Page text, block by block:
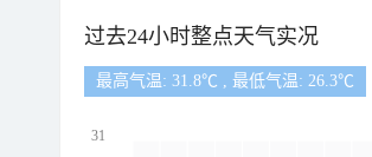
过去24小时整点天气实况
最高气温: 31.8℃ , 最低气温: 26.3℃
31